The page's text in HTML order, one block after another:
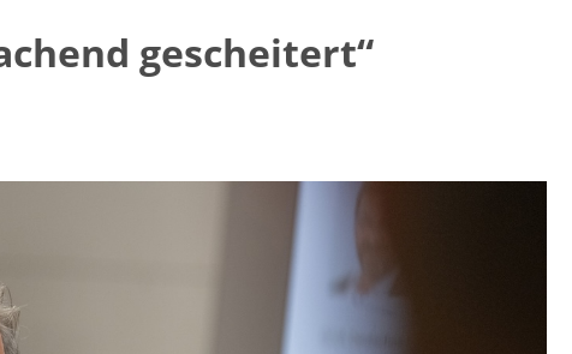
gescheitert“